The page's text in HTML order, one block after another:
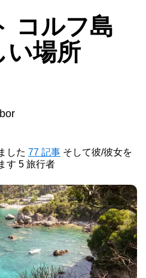
コルフ島
い場所
した 77 記事 そして彼/彼女を
す 5 旅行者